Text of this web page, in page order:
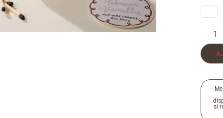
si